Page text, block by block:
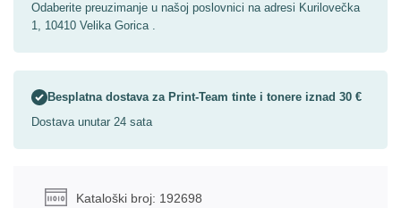
Odaberite preuzimanje u našoj poslovnici na adresi Kurilovečka
1, 10410 Velika Gorica .
Besplatna dostava za Print-Team tinte i tonere iznad 30 €
Dostava unutar 24 sata
Kataloški broj: 192698